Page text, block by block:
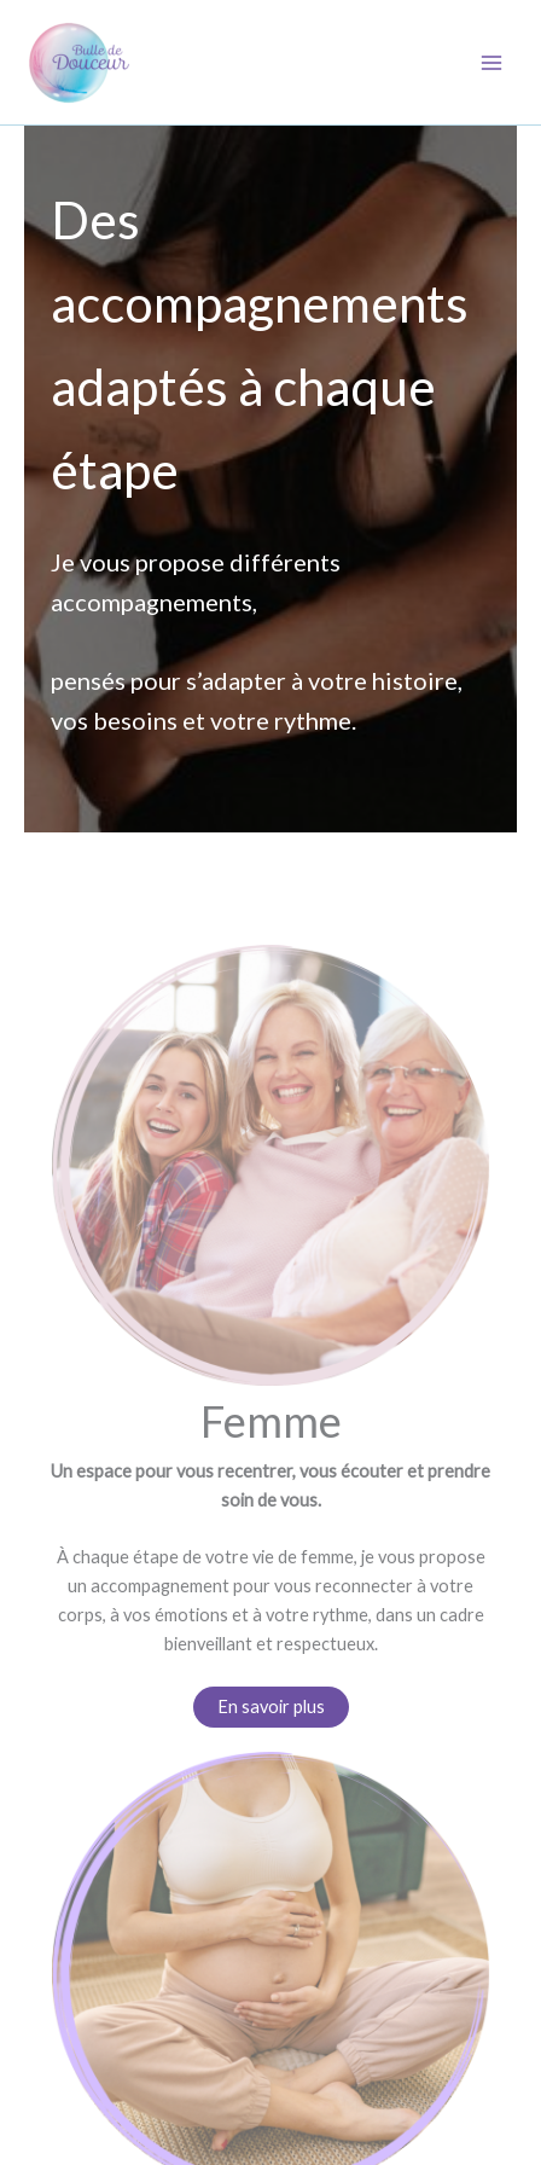
contenu
Des
accompagnements
adaptés à chaque
étape
Je vous propose différents
accompagnements,
pensés pour s’adapter à votre histoire,
vos besoins et votre rythme.
Femme
Un espace pour vous recentrer, vous écouter et prendre
soin de vous.
À chaque étape de votre vie de femme, je vous propose
un accompagnement pour vous reconnecter à votre
corps, à vos émotions et à votre rythme, dans un cadre
bienveillant et respectueux.
En savoir plus